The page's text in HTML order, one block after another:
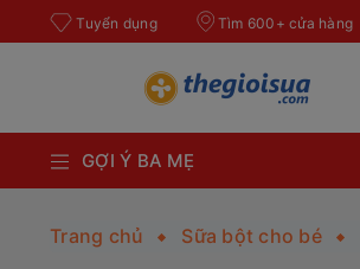
Tuyển dụng Tìm 600+ cửa hàng
GỢI Ý BA MẸ
Trang chủ Sữa bột cho bé